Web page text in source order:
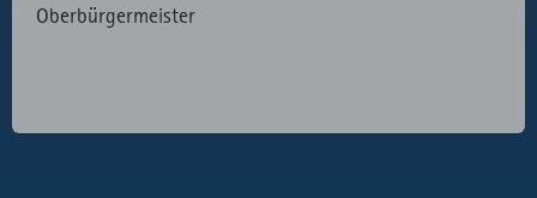
Oberbürgermeister